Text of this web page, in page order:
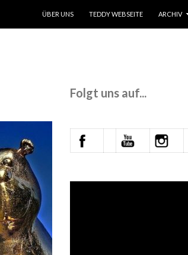
ÜBER UNS
TEDDY WEBSEITE ARCHIV
Folgt uns auf...